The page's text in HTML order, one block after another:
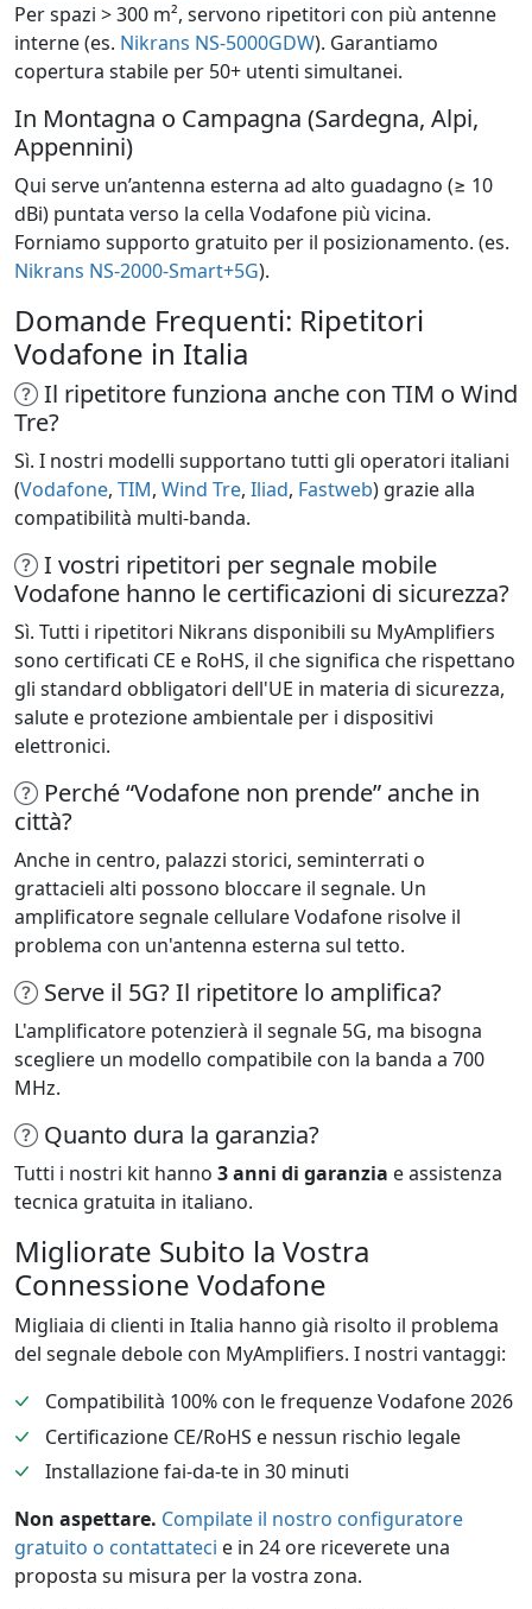
Per spazi > 300 m², servono ripetitori con più antenne
interne (es. Nikrans NS-5000GDW). Garantiamo
copertura stabile per 50+ utenti simultanei.
In Montagna o Campagna (Sardegna, Alpi,
Appennini)
Qui serve un’antenna esterna ad alto guadagno (≥ 10
dBi) puntata verso la cella Vodafone più vicina.
Forniamo supporto gratuito per il posizionamento. (es.
Nikrans NS-2000-Smart+5G).
Domande Frequenti: Ripetitori
Vodafone in Italia
Il ripetitore funziona anche con TIM o Wind
Tre?
Sì. I nostri modelli supportano tutti gli operatori italiani
(Vodafone, TIM, Wind Tre, Iliad, Fastweb) grazie alla
compatibilità multi-banda.
I vostri ripetitori per segnale mobile
Vodafone hanno le certificazioni di sicurezza?
Sì. Tutti i ripetitori Nikrans disponibili su MyAmplifiers
sono certificati CE e RoHS, il che significa che rispettano
gli standard obbligatori dell'UE in materia di sicurezza,
salute e protezione ambientale per i dispositivi
elettronici.
Perché “Vodafone non prende” anche in
città?
Anche in centro, palazzi storici, seminterrati o
grattacieli alti possono bloccare il segnale. Un
amplificatore segnale cellulare Vodafone risolve il
problema con un'antenna esterna sul tetto.
Serve il 5G? Il ripetitore lo amplifica?
L'amplificatore potenzierà il segnale 5G, ma bisogna
scegliere un modello compatibile con la banda a 700
MHz.
Quanto dura la garanzia?
Tutti i nostri kit hanno 3 anni di garanzia e assistenza
tecnica gratuita in italiano.
Migliorate Subito la Vostra
Connessione Vodafone
Migliaia di clienti in Italia hanno già risolto il problema
del segnale debole con MyAmplifiers. I nostri vantaggi:
Compatibilità 100% con le frequenze Vodafone 2026
Certificazione CE/RoHS e nessun rischio legale
Installazione fai-da-te in 30 minuti
Non aspettare. Compilate il nostro configuratore
gratuito o contattateci e in 24 ore riceverete una
proposta su misura per la vostra zona.